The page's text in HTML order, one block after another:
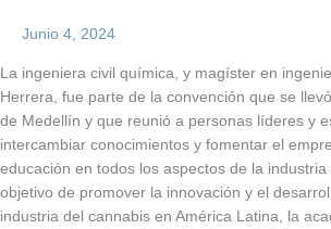
Junio 4, 2024
La ingeniera civil química, y magíster en
Herrera, fue parte de la convención que se
de Medellín y que reunió a personas líderes y
intercambiar conocimientos y fomentar el
educación en todos los aspectos de la industria
objetivo de promover la innovación y el
industria del cannabis en América Latina, la